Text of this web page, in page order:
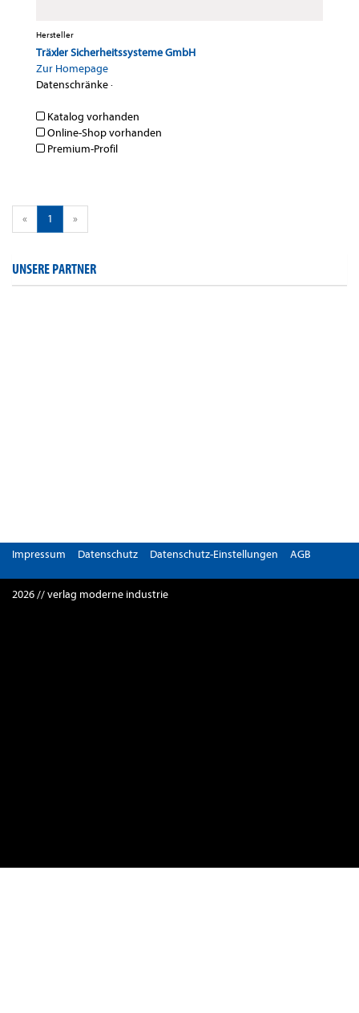
Hersteller
Träxler Sicherheitssysteme GmbH
Zur Homepage
Datenschränke·
Katalog vorhanden
Online-Shop vorhanden
Premium-Profil
« 1 »
UNSERE PARTNER
Impressum Datenschutz Datenschutz-Einstellungen AGB
2026 // verlag moderne industrie